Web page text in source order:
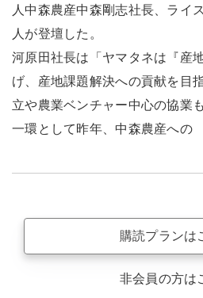
人中森農産中森剛志社長、ライ
人が登壇した。
河原田社長は「ヤマタネは『産
げ、産地課題解決への貢献を目
立や農業ベンチャー中心の協業
一環として昨年、中森農産への
購読プランは
非会員の方は